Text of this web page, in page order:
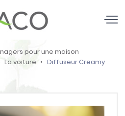
pour une maison
La voiture
Diffuseur Creamy